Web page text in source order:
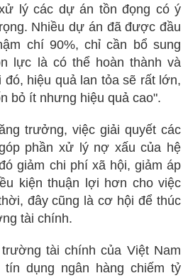
lý các dự án tồn đọng có ý
Nhiều dự án đã được đầu
chí 90%, chỉ cần bổ sung
lực là có thể hoàn thành và
hiệu quả lan tỏa sẽ rất lớn,
bỏ ít nhưng hiệu quả cao".
trưởng, việc giải quyết các
phần xử lý nợ xấu của hệ
giảm chi phí xã hội, giảm áp
kiện thuận lợi hơn cho việc
đây cũng là cơ hội để thúc
tài chính.
tài chính của Việt Nam
dụng ngân hàng chiếm tỷ